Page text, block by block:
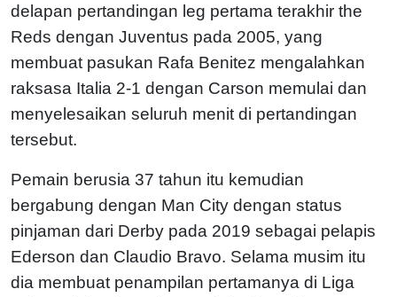
delapan pertandingan leg pertama terakhir the
Reds dengan Juventus pada 2005, yang
membuat pasukan Rafa Benitez mengalahkan
raksasa Italia 2-1 dengan Carson memulai dan
menyelesaikan seluruh menit di pertandingan
tersebut.
Pemain berusia 37 tahun itu kemudian
bergabung dengan Man City dengan status
pinjaman dari Derby pada 2019 sebagai pelapis
Ederson dan Claudio Bravo. Selama musim itu
dia membuat penampilan pertamanya di Liga